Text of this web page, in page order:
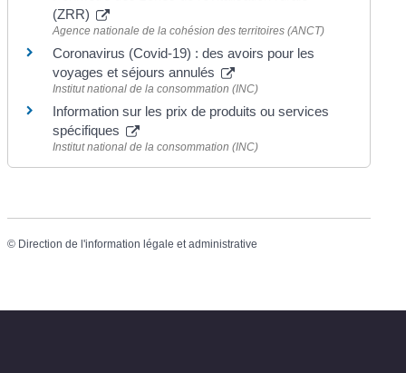
(ZRR)
Agence nationale de la cohésion des territoires (ANCT)
Coronavirus (Covid-19) : des avoirs pour les
voyages et séjours annulés
Institut national de la consommation (INC)
Information sur les prix de produits ou services
spécifiques
Institut national de la consommation (INC)
© Direction de l'information légale et administrative